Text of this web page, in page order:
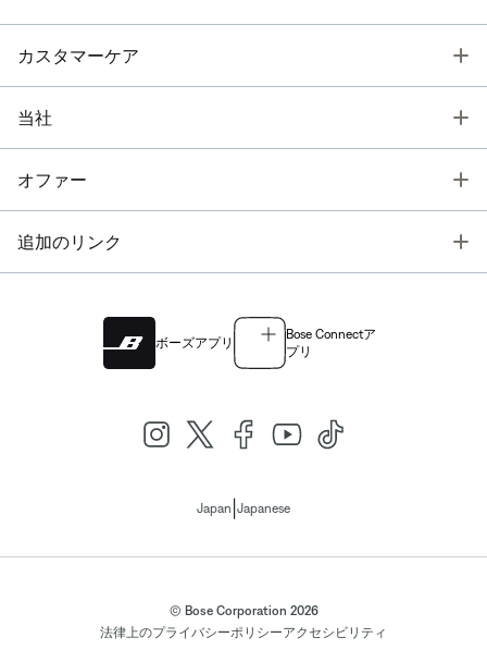
カスタマーケア
当社
オファー
追加のリンク
ボーズアプリ
Bose Connectア
プリ
Japan Japanese
© Bose Corporation 2026
法律上のプライバシーポリシーアクセシビリティ